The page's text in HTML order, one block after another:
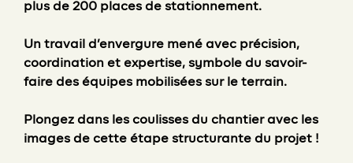
plus de 200 places de stationnement.
Un travail d’envergure mené avec précision,
coordination et expertise, symbole du savoir-
faire des équipes mobilisées sur le terrain.
Plongez dans les coulisses du chantier avec les
images de cette étape structurante du projet !